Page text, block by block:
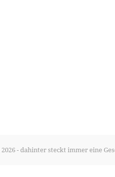
2026 - dahinter steckt immer eine